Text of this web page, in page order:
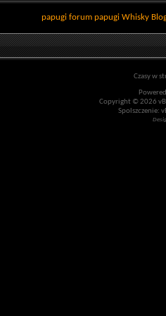
papugi forum papugi Whisky
Czasy w
Copyright © 2026
Spolszczenie: